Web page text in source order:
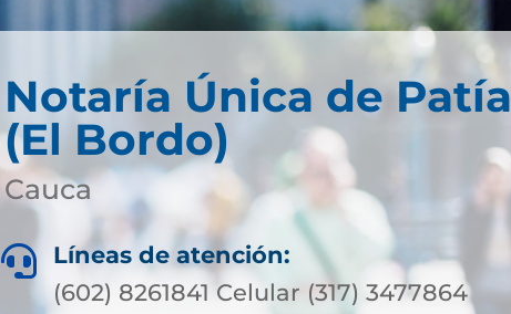
Notaría Única de Patía
(El Bordo)
Cauca

Líneas de atención:
(602) 8261841 Celular (317) 3477864